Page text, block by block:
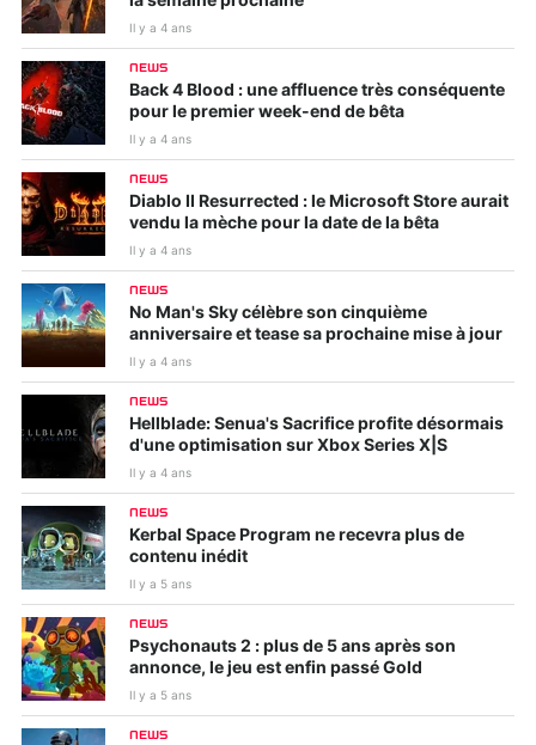
Il y a 4 ans
NEWS
Back 4 Blood : une affluence très conséquente
pour le premier week-end de bêta
Il y a 4 ans
NEWS
Diablo II Resurrected : le Microsoft Store aurait
vendu la mèche pour la date de la bêta
Il y a 4 ans
NEWS
No Man's Sky célèbre son cinquième
anniversaire et tease sa prochaine mise à jour
Il y a 4 ans
NEWS
Hellblade: Senua's Sacrifice profite désormais
d'une optimisation sur Xbox Series X|S
Il y a 4 ans
NEWS
Kerbal Space Program ne recevra plus de
contenu inédit
Il y a 5 ans
NEWS
Psychonauts 2 : plus de 5 ans après son
annonce, le jeu est enfin passé Gold
Il y a 5 ans
NEWS